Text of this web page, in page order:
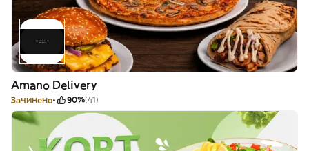
Amano Delivery
Зачинено 90%(41)